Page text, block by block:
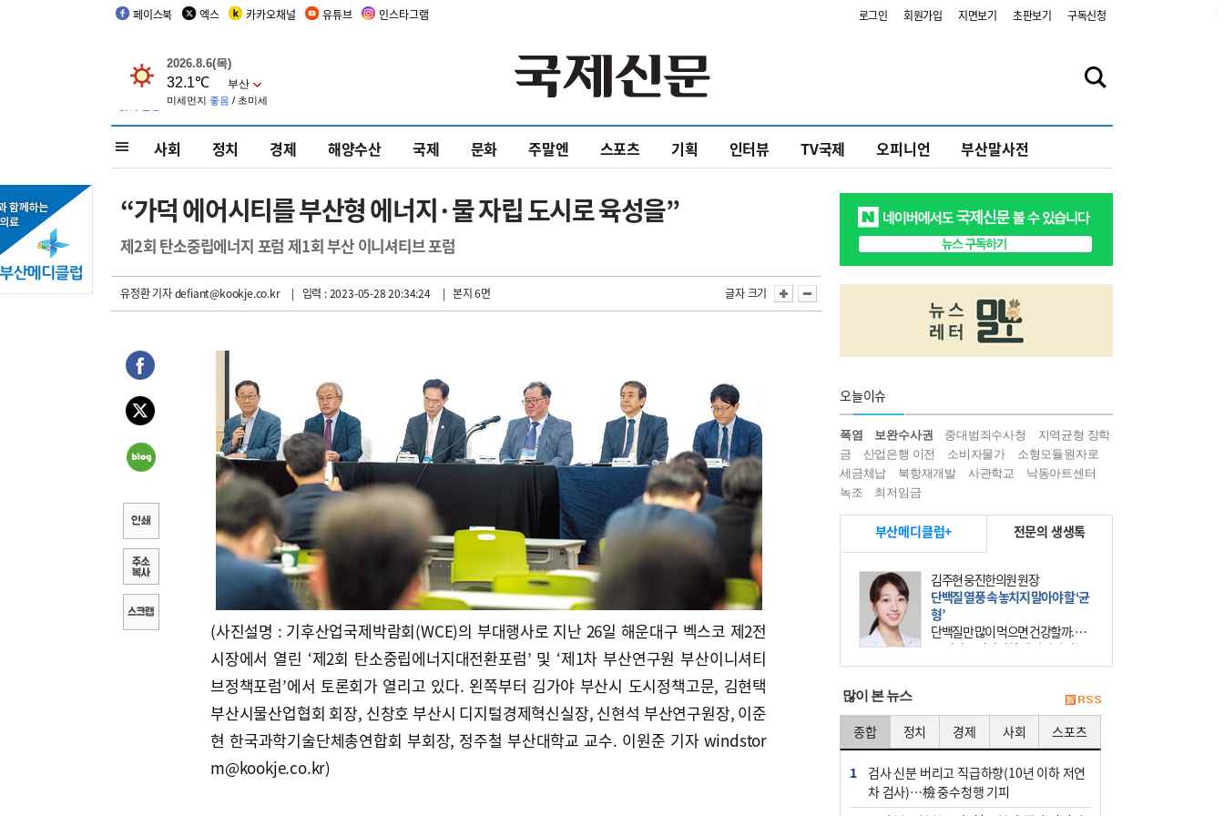
페이스북 엑스 카카오채널 유튜브 인스타그램 로그인 회원가입 지면보기 초판보기 구독신청
사회 정치 경제 해양수산 국제 문화 주말엔 스포츠 기획 인터뷰 TV국제 오피니언 부산말사전
“가덕 에어시티를 부산형 에너지·물 자립 도시로 육성을”
제2회 탄소중립에너지 포럼 제1회 부산 이니셔티브 포럼
유정환 기자defiant@kookje.co.kr | 입력 : 2023-05-28 20:34:24 | 본지 6면 글자 크기
(사진설명 : 기후산업국제박람회(WCE)의 부대행사로 지난 26일 해운대구 벡스코 제2전
시장에서 열린 ‘제2회 탄소중립에너지대전환포럼’ 및 ‘제1차 부산연구원 부산이니셔티
브정책포럼’에서 토론회가 열리고 있다. 왼쪽부터 김가야 부산시 도시정책고문, 김현택
부산시물산업협회 회장, 신창호 부산시 디지털경제혁신실장, 신현석 부산연구원장, 이준
현 한국과학기술단체총연합회 부회장, 정주철 부산대학교 교수. 이원준 기자 windstor
m@kookje.co.kr)
오늘이슈
폭염 보완수사권 중대범죄수사청
지역균형 장학
금
산업은행 이전 소비자물가
소형모듈원자로
세금체납
북항재개발 사관학교
낙동아트센터
녹조
최저임금
부산메디클럽+ 전문의 생생톡
김주현 웅진한의원 원장
단백질 열풍 속 놓치지 말아야 할 ‘균
형’
단백질만 많이 먹으면 건강할까. 요
즘 건강을 이야기할 때 빠지지 않는
키워드가 단백질이다. 헬스장을 다니
많이 본 뉴스
종합 정치 경제 사회 스포츠
1
검사 신분 버리고 직급하향(10년 이하 저연
차 검사)…檢 중수청행 기피